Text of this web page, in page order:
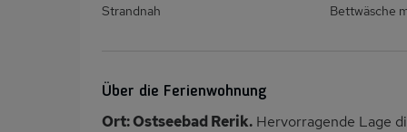
Strandnah
Bettwäsche
Über die Ferienwohnung
Ort: Ostseebad Rerik. Hervorragende Lage